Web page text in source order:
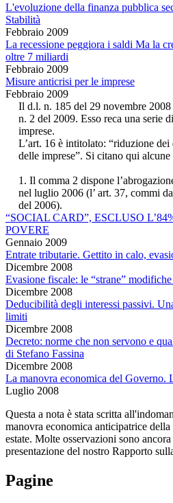
L'evoluzione della finanza pubblica
Stabilità
Febbraio 2009
La recessione peggiora i saldi Ma la
oltre 7 miliardi
Febbraio 2009
Misure anticrisi per le imprese
Febbraio 2009
Il d.l. n. 185 del 29 novembre
n. 2 del 2009. Esso reca una serie
imprese.
L’art. 16 è intitolato: “riduzione
delle imprese”. Si citano qui
1. Il comma 2 dispone
nel luglio 2006 (l’ art. 37, commi
del 2006).
“SOCIAL CARD”, ESCLUSO
POVERE
Gennaio 2009
Entrate tributarie. Gettito in calo,
Dicembre 2008
Evasione fiscale: le “strane”
Dicembre 2008
Deducibilità degli interessi passivi.
limiti
Dicembre 2008
Decreto: norme che non servono e
di Stefano Fassina
Dicembre 2008
La manovra economica del Governo.
Luglio 2008
Questa a nota è stata scritta
manovra economica anticipatrice
estate. Molte osservazioni sono
presentazione del nostro Rapporto
Pagine